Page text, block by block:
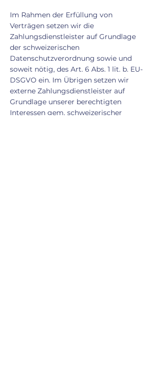
Im Rahmen der Erfüllung von
Verträgen setzen wir die
Zahlungsdienstleister auf Grundlage
der schweizerischen
Datenschutzverordnung sowie und
soweit nötig, des Art. 6 Abs. 1 lit. b. EU-
DSGVO ein. Im Übrigen setzen wir
externe Zahlungsdienstleister auf
Grundlage unserer berechtigten
Interessen gem. schweizerischer